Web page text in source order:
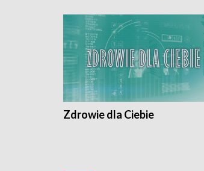
Zdrowie dla Ciebie